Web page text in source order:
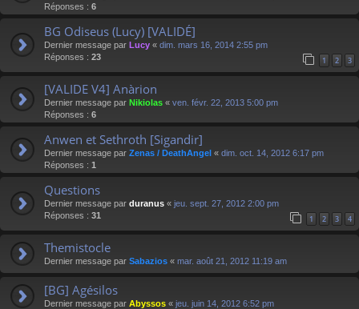
Réponses : 6
BG Odiseus (Lucy) [VALIDÉ]
Dernier message par Lucy « dim. mars 16, 2014 2:55 pm
Réponses : 23 1 2 3
[VALIDE V4] Anàrion
Dernier message par Nikiolas « ven. févr. 22, 2013 5:00 pm
Réponses : 6
Anwen et Sethroth [Sigandir]
Dernier message par Zenas / DeathAngel « dim. oct. 14, 2012 6:17 pm
Réponses : 1
Questions
Dernier message par duranus « jeu. sept. 27, 2012 2:00 pm
Réponses : 31 1 2 3 4
Themistocle
Dernier message par Sabazios « mar. août 21, 2012 11:19 am
[BG] Agésilos
Dernier message par Abyssos « jeu. juin 14, 2012 6:52 pm